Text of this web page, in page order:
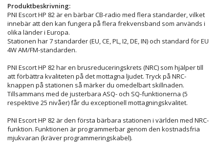
Produktbeskrivning:
PNI Escort HP 82 är en bärbar CB-radio med flera standarder, vilket
innebär att den kan fungera på flera frekvensband som används i
olika länder i Europa.
Stationen har 7 standarder (EU, CE, PL, I2, DE, IN) och standard för EU
4W AM/FM-standarden.
PNI Escort HP 82 har en brusreduceringskrets (NRC) som hjälper till
att förbättra kvaliteten på det mottagna ljudet. Tryck på NRC-
knappen på stationen så märker du omedelbart skillnaden.
Tillsammans med de justerbara ASQ- och SQ-funktionerna (5
respektive 25 nivåer) får du exceptionell mottagningskvalitet.
PNI Escort HP 82 är den första bärbara stationen i världen med NRC-
funktion. Funktionen är programmerbar genom den kostnadsfria
mjukvaran (kräver programmeringskabel).